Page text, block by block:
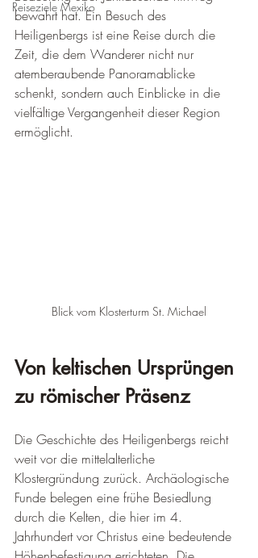
Reiseziele Mexiko
bewahrt hat. Ein Besuch des
Heiligenbergs ist eine Reise durch die
Zeit, die dem Wanderer nicht nur
atemberaubende Panoramablicke
schenkt, sondern auch Einblicke in die
vielfältige Vergangenheit dieser Region
ermöglicht.
Blick vom Klosterturm St. Michael
Von keltischen Ursprüngen
zu römischer Präsenz
Die Geschichte des Heiligenbergs reicht
weit vor die mittelalterliche
Klostergründung zurück. Archäologische
Funde belegen eine frühe Besiedlung
durch die Kelten, die hier im 4.
Jahrhundert vor Christus eine bedeutende